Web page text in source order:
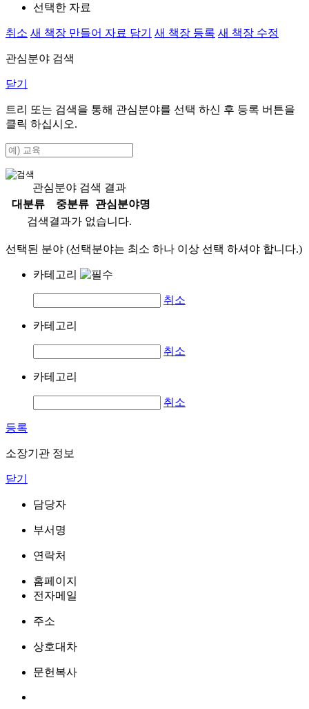
선택한 자료
취소 새 책장 만들어 자료 담기 새 책장 등록 새 책장 수정
관심분야 검색
닫기
트리 또는 검색을 통해 관심분야를 선택 하신 후 등록 버튼을
클릭 하십시오.
관심분야 검색 결과
대분류
중분류
관심분야명
검색결과가 없습니다.
선택된 분야 (선택분야는 최소 하나 이상 선택 하셔야 합니다.)
카테고리
취소
카테고리
취소
카테고리
취소
등록
소장기관 정보
닫기
담당자
부서명
연락처
홈페이지
전자메일
주소
상호대차
문헌복사